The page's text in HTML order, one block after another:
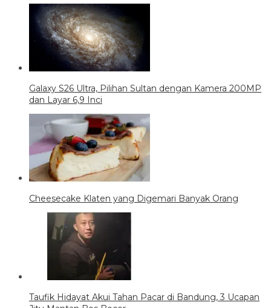
Galaxy S26 Ultra, Pilihan Sultan dengan Kamera 200MP
dan Layar 6,9 Inci
Cheesecake Klaten yang Digemari Banyak Orang
Taufik Hidayat Akui Tahan Pacar di Bandung, 3 Ucapan